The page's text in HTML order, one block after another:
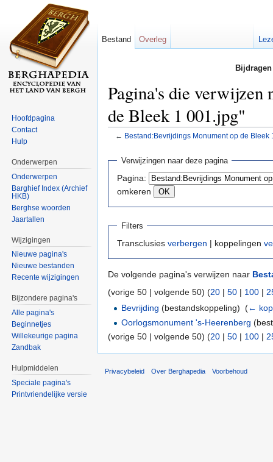
Pagina's die verwijzen
de Bleek 1 001.jpg"
← Bestand:Bevrijdings Monument op de Bleek
Verwijzingen naar deze pagina
Pagina:
omkeren
Filters
Transclusies verbergen | koppelingen
De volgende pagina's verwijzen naar
(vorige 50 | volgende 50) (20 | 50 | 100 |
Bevrijding (bestandskoppeling) ‎(←
Oorlogsmonument 's-Heerenberg
(vorige 50 | volgende 50) (20 | 50 | 100 |
Bestand Overleg
Hoofdpagina
Contact
Hulp
Onderwerpen
Onderwerpen
Barghief Index (Archief
HKB)
Berghse woorden
Jaartallen
Wijzigingen
Nieuwe pagina's
Nieuwe bestanden
Recente wijzigingen
Bijzondere pagina's
Alle pagina's
Beginnetjes
Willekeurige pagina
Zandbak
Hulpmiddelen
Speciale pagina's
Printvriendelijke versie
Privacybeleid Over Berghapedia Voorbehoud